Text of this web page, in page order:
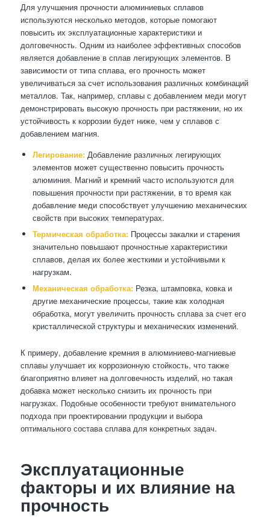
Для улучшения прочности алюминиевых сплавов
используются несколько методов, которые помогают
повысить их эксплуатационные характеристики и
долговечность. Одним из наиболее эффективных способов
является добавление в сплав легирующих элементов. В
зависимости от типа сплава, его прочность может
увеличиваться за счет использования различных комбинаций
металлов. Так, например, сплавы с добавлением меди могут
демонстрировать высокую прочность при растяжении, но их
устойчивость к коррозии будет ниже, чем у сплавов с
добавлением магния.
Легирование:Добавление различных легирующих
элементов может существенно повысить прочность
алюминия. Магний и кремний часто используются для
повышения прочности при растяжении, в то время как
добавление меди способствует улучшению механических
свойств при высоких температурах.
Термическая обработка:Процессы закалки и старения
значительно повышают прочностные характеристики
сплавов, делая их более жесткими и устойчивыми к
нагрузкам.
Механическая обработка:Резка, штамповка, ковка и
другие механические процессы, такие как холодная
обработка, могут увеличить прочность сплава за счет его
кристаллической структуры и механических изменений.
К примеру, добавление кремния в алюминиево-магниевые
сплавы улучшает их коррозионную стойкость, что также
благоприятно влияет на долговечность изделий, но такая
добавка может несколько снизить их прочность при
нагрузках. Подобные особенности требуют внимательного
подхода при проектировании продукции и выбора
оптимального состава сплава для конкретных задач.
Эксплуатационные
факторы и их влияние на
прочность